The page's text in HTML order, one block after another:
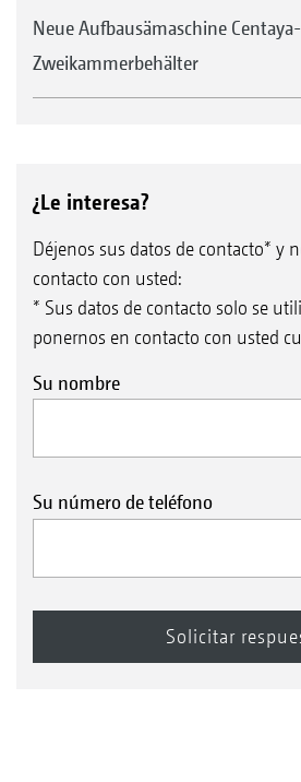
Neue Aufbausämaschine
Zweikammerbehälter
¿Le interesa?
Déjenos sus datos de contacto* y
contacto con usted:
* Sus datos de contacto solo se
ponernos en contacto con usted
Su nombre
Su número de teléfono